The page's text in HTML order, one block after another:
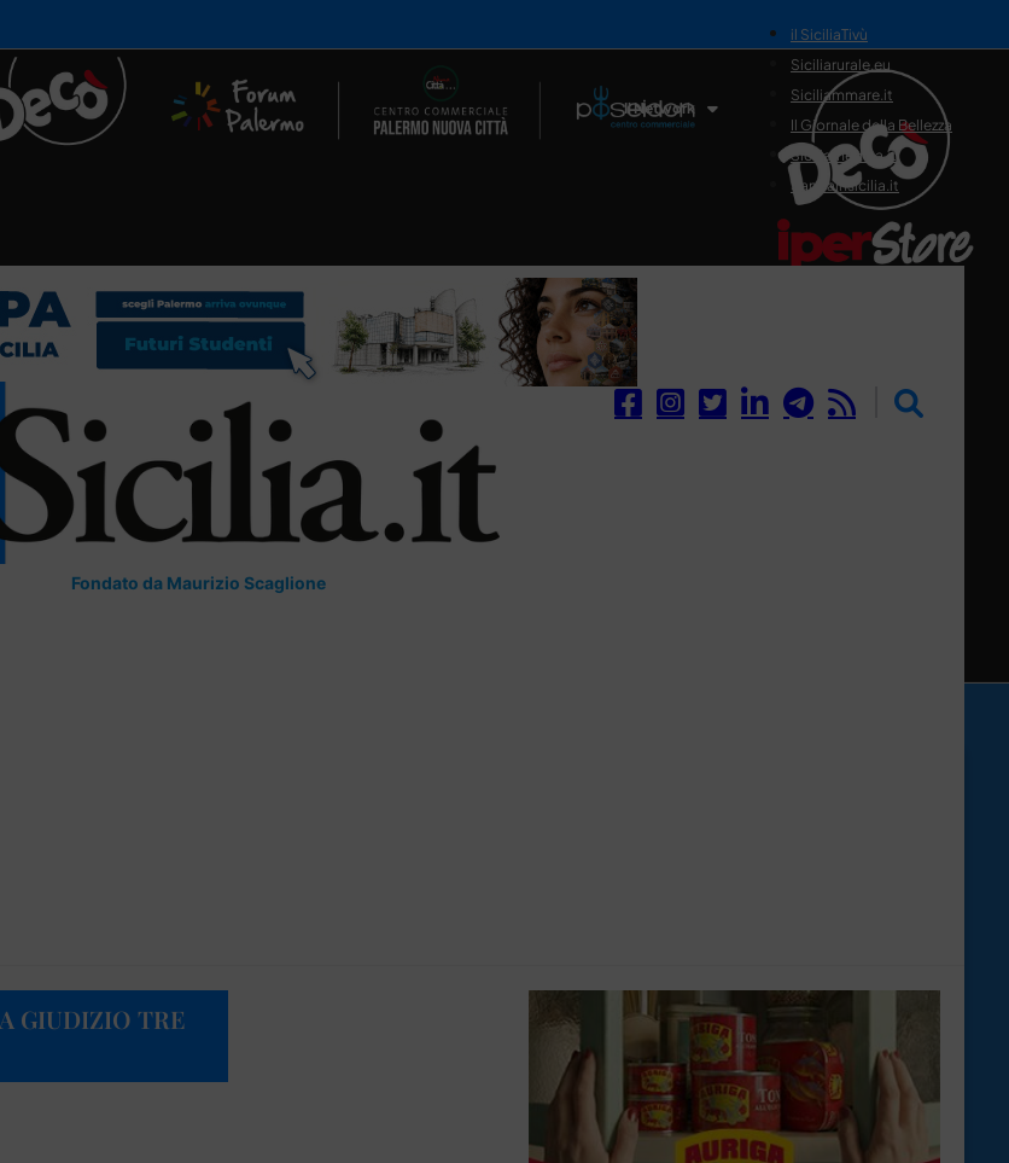
Il Network
il SiciliaTivù
Siciliarurale.eu
Siciliammare.it
Il Giornale della Bellezza
Siciliamedica.it
Sanitainsicilia.it
Fondato da Maurizio Scaglione
A GIUDIZIO TRE